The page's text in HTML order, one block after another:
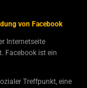
von Facebook
Internetseite
Facebook ist ein
Treffpunkt, eine